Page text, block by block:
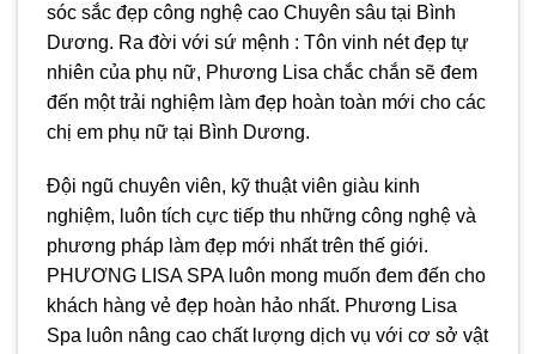
sóc sắc đẹp công nghệ cao Chuyên sâu tại Bình
Dương. Ra đời với sứ mệnh : Tôn vinh nét đẹp tự
nhiên của phụ nữ, Phương Lisa chắc chắn sẽ đem
đến một trải nghiệm làm đẹp hoàn toàn mới cho các
chị em phụ nữ tại Bình Dương.
Đội ngũ chuyên viên, kỹ thuật viên giàu kinh
nghiệm, luôn tích cực tiếp thu những công nghệ và
phương pháp làm đẹp mới nhất trên thế giới.
PHƯƠNG LISA SPA luôn mong muốn đem đến cho
khách hàng vẻ đẹp hoàn hảo nhất. Phương Lisa
Spa luôn nâng cao chất lượng dịch vụ với cơ sở vật